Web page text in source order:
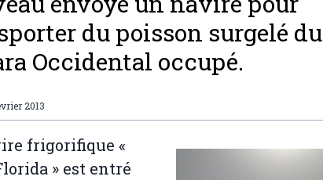
du poisson surgelé du
Occidental occupé.
2013
frigorifique «
» est entré